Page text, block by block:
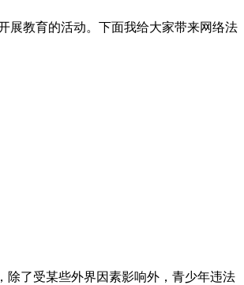
展教育的活动。下面我给大家带来网络法
除了受某些外界因素影响外，青少年违法